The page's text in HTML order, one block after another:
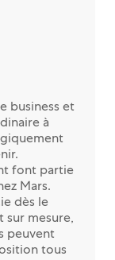
business et
à
font partie
Mars.
dès le
sur mesure,
peuvent
tous